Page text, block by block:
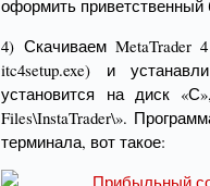
оформить приветственный
4) Скачиваем MetaTrader
itc4setup.exe) и
установится на диск
Files\InstaTrader\».
терминала, вот такое: